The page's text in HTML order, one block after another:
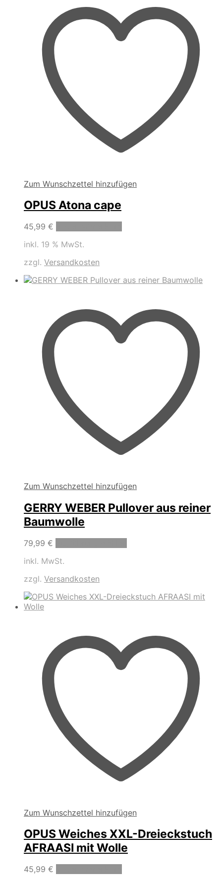
Zum Wunschzettel hinzufügen
OPUS Atona cape
45,99 €
inkl. 19 % MwSt.
zzgl. Versandkosten
Zum Wunschzettel hinzufügen
GERRY WEBER Pullover aus reiner
Baumwolle
79,99 €
auf.
Die
der
Produktseite
gewählt
inkl. MwSt.
zzgl. Versandkosten
Zum Wunschzettel hinzufügen
OPUS Weiches XXL-Dreieckstuch
AFRAASI mit Wolle
45,99 €